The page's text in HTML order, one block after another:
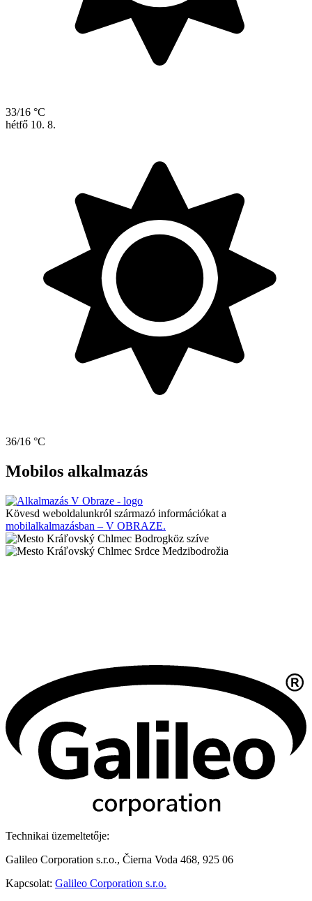
33/16 °C
hétfő 10. 8.
36/16 °C
Mobilos alkalmazás
Kövesd weboldalunkról származó információkat a
mobilalkalmazásban – V OBRAZE.
Bodrogköz szíve
Srdce Medzibodrožia
Technikai üzemeltetője:
Galileo Corporation s.r.o., Čierna Voda 468, 925 06
Kapcsolat: Galileo Corporation s.r.o.